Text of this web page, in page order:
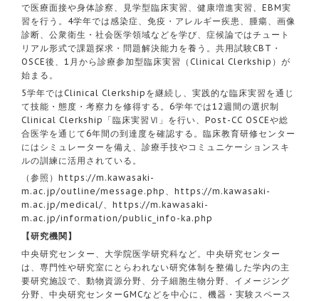
で医療面接や身体診察、見学型臨床実習、健康増進実習、EBM実
習を行う。4学年では感染症、免疫・アレルギー疾患、腫瘍、画像
診断、公衆衛生・社会医学領域などを学び、症候論ではチュート
リアル形式で課題探求・問題解決能力を養う。共用試験CBT・
OSCE後、1月から診療参加型臨床実習（Clinical Clerkship）が
始まる。
5学年ではClinical Clerkshipを継続し、実践的な臨床実習を通じ
て技能・態度・考察力を修得する。6学年では12週間の選択制
Clinical Clerkship「臨床実習Ⅵ」を行い、Post-CC OSCEや総
合医学を通じて6年間の到達度を確認する。臨床教育研修センター
にはシミュレーターを備え、診療手技やコミュニケーションスキ
ルの訓練に活用されている。
（参照）https://m.kawasaki-
m.ac.jp/outline/message.php 、https://m.kawasaki-
m.ac.jp/medical/、https://m.kawasaki-
m.ac.jp/information/public_info-ka.php
【研究機関】
中央研究センター、大学院医学研究科など。中央研究センター
は、専門性や研究室にとらわれない研究体制を整備した学内の主
要研究施設で、動物資源分野、分子細胞生物分野、イメージング
分野、中央研究センターGMCなどを中心に、機器・実験スペース